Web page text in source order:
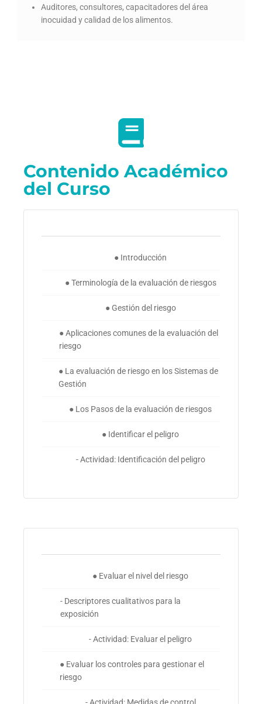
Auditores, consultores, capacitadores del área
inocuidad y calidad de los alimentos.
Contenido Académico
del Curso
● Introducción
● Terminología de la evaluación de riesgos
● Gestión del riesgo
● Aplicaciones comunes de la evaluación del
riesgo
● La evaluación de riesgo en los Sistemas de
Gestión
● Los Pasos de la evaluación de riesgos
● Identificar el peligro
- Actividad: Identificación del peligro
● Evaluar el nivel del riesgo
- Descriptores cualitativos para la
exposición
- Actividad: Evaluar el peligro
● Evaluar los controles para gestionar el
riesgo